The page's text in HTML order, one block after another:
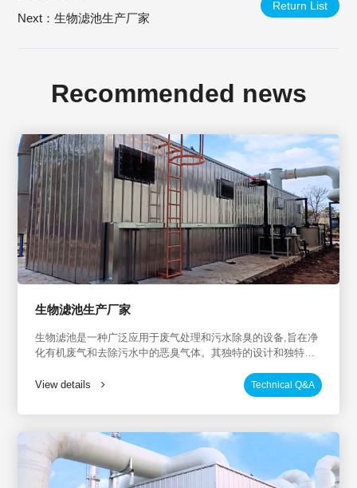
Next：生物滤池生产厂家
Return List
Recommended news
生物滤池生产厂家
生物滤池是一种广泛应用于废气处理和污水除臭的设备,旨在净
化有机废气和去除污水中的恶臭气体。其独特的设计和独特的
果。在市场上,有许多制造商供应生物滤池,但有高质量产品和专
View details Technical Q&A